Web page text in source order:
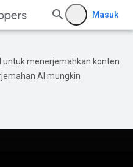
Masuk
untuk menerjemahkan konten
AI mungkin